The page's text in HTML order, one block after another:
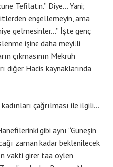
Tefilatin.” Diye… Yani;
engellemeyin, ama
gelmesinler…” İşte genç
işine daha meyilli
çıkmasının Mekruh
diğer Hadis kaynaklarında
çağrılması ile ilgili…
gibi aynı “Güneşin
zaman kadar beklenilecek
vakti girer taa öylen